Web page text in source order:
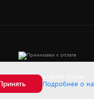
Выбор настроек Cookie
Подробнее о